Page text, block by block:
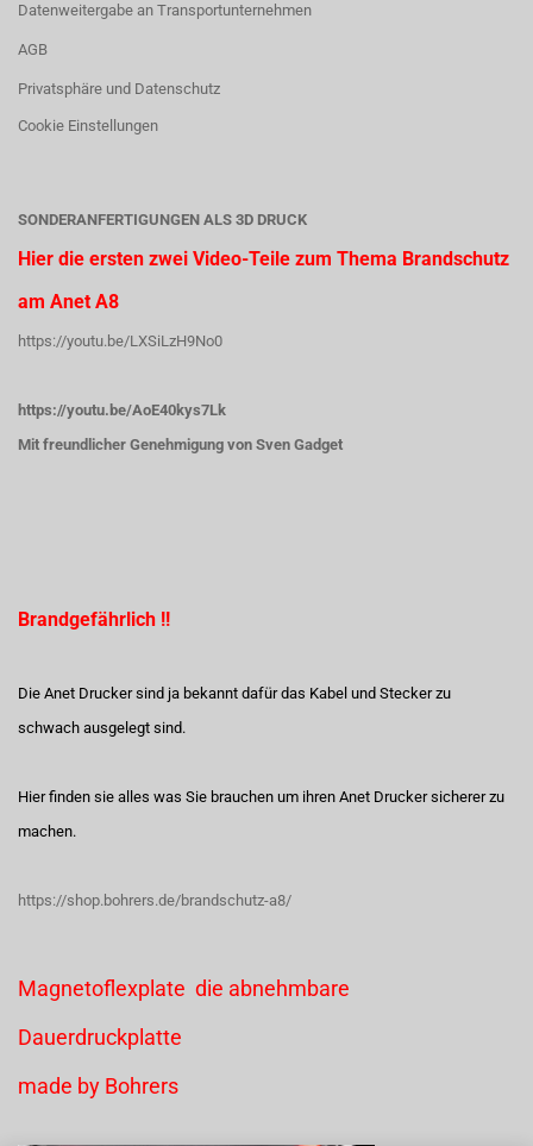
Datenweitergabe an Transportunternehmen
AGB
Privatsphäre und Datenschutz
Cookie Einstellungen
SONDERANFERTIGUNGEN ALS 3D DRUCK
Hier die ersten zwei Video-Teile zum Thema Brandschutz
am Anet A8
https://youtu.be/LXSiLzH9No0
https://youtu.be/AoE40kys7Lk
Mit freundlicher Genehmigung von Sven Gadget
Brandgefährlich !!
Die Anet Drucker sind ja bekannt dafür das Kabel und Stecker zu
schwach ausgelegt sind.
Hier finden sie alles was Sie brauchen um ihren Anet Drucker sicherer zu
machen.
https://shop.bohrers.de/brandschutz-a8/
Magnetoflexplate die abnehmbare
Dauerdruckplatte
made by Bohrers